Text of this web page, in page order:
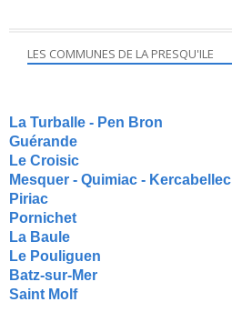
LES COMMUNES DE LA PRESQU'ILE
La Turballe - Pen Bron
Guérande
Le Croisic
Mesquer - Quimiac - Kercabellec
Piriac
Pornichet
La Baule
Le Pouliguen
Batz-sur-Mer
Saint Molf